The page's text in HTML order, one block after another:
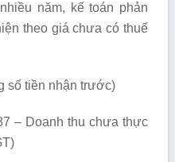
năm, kế toán phản
theo giá ch­ưa có thuế
số tiền nhận trư­ớc)
thu chưa thực